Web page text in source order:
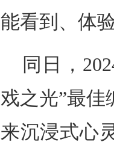
能看到、体
同日，
戏之光”最
来沉浸式心